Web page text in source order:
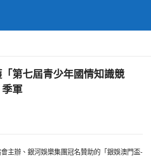
第七屆青少年國情知識競
軍
主辦、銀河娛樂集團冠名贊助的「銀娛澳門盃-